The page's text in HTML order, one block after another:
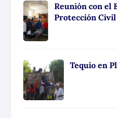
Reunión con el
Protección
Tequio en